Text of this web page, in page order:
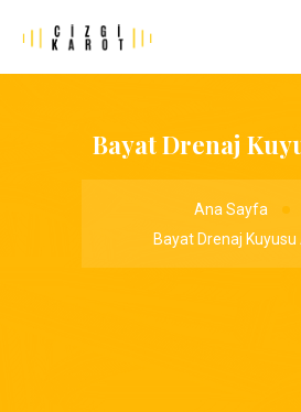
Bayat Drenaj
Ana Sayfa
Bayat Drenaj